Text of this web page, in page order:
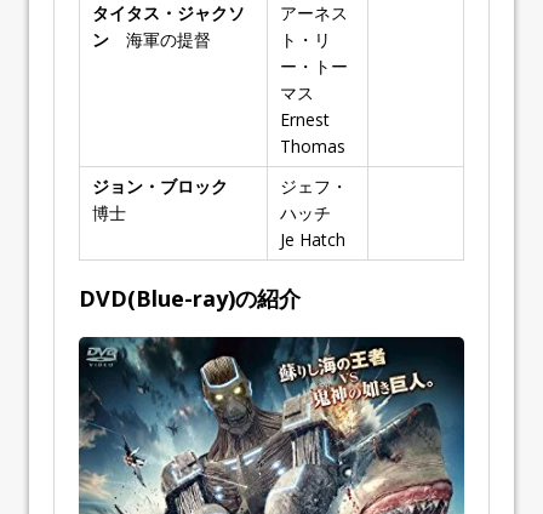
タイタス・ジャクソ
ン 海軍の提督
アーネス
ト・リ
ー・トー
マス
Ernest
Thomas
ジョン・ブロック
博士
ジェフ・
ハッチ
Jeff Hatch
DVD(Blue-ray)の紹介